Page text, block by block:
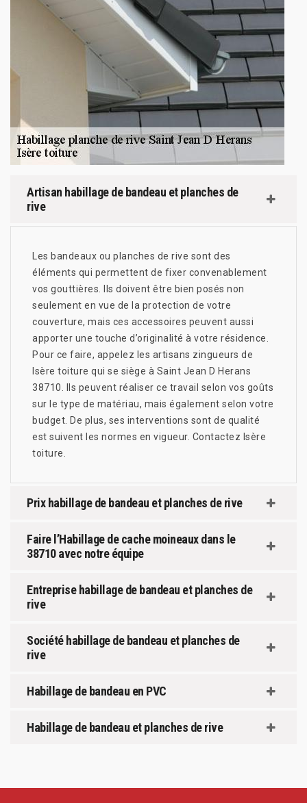
Artisan habillage de bandeau et planches de
rive
Les bandeaux ou planches de rive sont des
éléments qui permettent de fixer convenablement
vos gouttières. Ils doivent être bien posés non
seulement en vue de la protection de votre
couverture, mais ces accessoires peuvent aussi
apporter une touche d’originalité à votre résidence.
Pour ce faire, appelez les artisans zingueurs de
Isère toiture qui se siège à Saint Jean D Herans
38710. Ils peuvent réaliser ce travail selon vos goûts
sur le type de matériau, mais également selon votre
budget. De plus, ses interventions sont de qualité
est suivent les normes en vigueur. Contactez Isère
toiture.
Prix habillage de bandeau et planches de rive
Faire l’Habillage de cache moineaux dans le
38710 avec notre équipe
Entreprise habillage de bandeau et planches de
rive
Société habillage de bandeau et planches de
rive
Habillage de bandeau en PVC
Habillage de bandeau et planches de rive